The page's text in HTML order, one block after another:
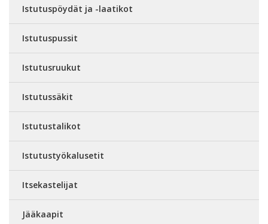
Istutuspöydät ja -laatikot
Istutuspussit
Istutusruukut
Istutussäkit
Istutustalikot
Istutustyökalusetit
Itsekastelijat
Jääkaapit